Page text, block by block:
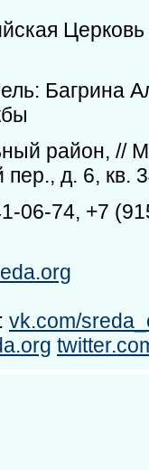
Багрина
район, //
пер., д. 6, кв.
06-74, +7
vk.com/